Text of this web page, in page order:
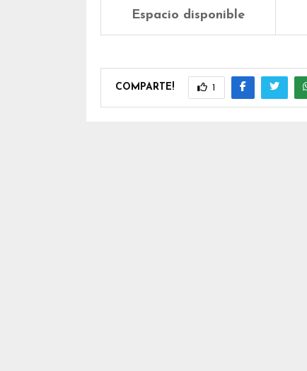
Espacio disponible
COMPARTE! 1